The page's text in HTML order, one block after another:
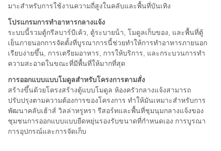
มาะสําหรับการใช้งานความถี่สูงในคลับและพื้นที่บันเทิง
โปรแกรมการทําอาหารกลางแจ้ง
ระบบนี้รวมตู้กรีลบาร์บีเค้ว, ตู้ระบายน้ํา, โมดูลเก็บของ, และพื้นที่ตู้
เย็นภายนอกการจัดตั้งที่บูรณาการนี้ช่วยทําให้การทําอาหารภายนอก
เรียบง่ายขึ้น, การเตรียมอาหาร, การให้บริการ, และกระบวนการทํา
ความสะอาดในขณะที่มีพื้นที่ให้มากที่สุด
การออกแบบแบบโมดูลสําหรับโครงการตามสั่ง
สร้างขึ้นด้วยโครงสร้างตู้แบบโมดูล ห้องครัวกลางแจ้งสามารถ
ปรับปรุงตามความต้องการของโครงการ ทําให้มันเหมาะสําหรับการ
พัฒนาคลับเฮ้าส์ วิลล่าหรูหรา รีสอร์ทและพื้นที่ชุมนุมกลางแจ้งของ
ชุมชนการออกแบบแบบยืดหยุ่นรองรับขนาดที่กําหนดเอง การบูรณา
การอุปกรณ์และการจัดเก็บ